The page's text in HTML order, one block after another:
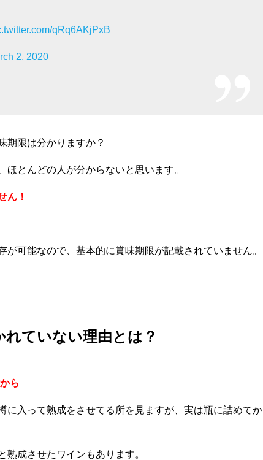
qRq6AKjPxB
2, 2020
期限は分かりますか？
とんどの人が分からないと思います。
ん！
が可能なので、基本的に賞味期限が記載されていません。
ていない理由とは？
ら
に入って熟成をさせてる所を見ますが、実は瓶に詰めてか
成させたワインもあります。